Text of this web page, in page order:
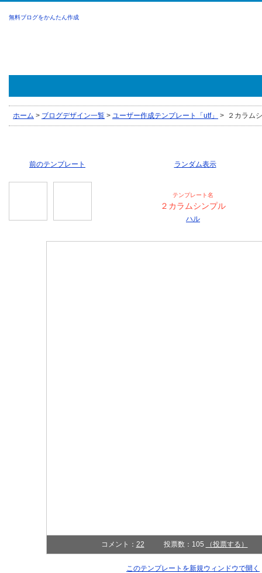
無料ブログをかんたん作成
ホーム > ブログデザイン一覧 > ユーザー作成テンプレート「utf」 > ２カラム
前のテンプレート ランダム表示
テンプレート名
２カラムシンプル
ハル
コメント： 22 投票数：105 （投票する）
このテンプレートを新規ウィンドウで開く